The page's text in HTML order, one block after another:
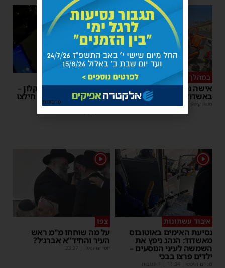
במהלך העבודה
אישה נפלה מסולם במחסן
באשדוד
משה קאהן
1
צפו
תינוק ננעל ברכב באשקלון –
המתנדבים האשדודים חילצו
אותו בשלום
1
איבוד עשתונות
נסיעת האימים באוטובוס
מאשדוד: הנהג ניפץ את
השמשה לעיני הנוסעים –
ילדים פרצו בבכי
מנחם דויטש 11:34
1
צפו
על מה שוחחו מ"מ ראש
העיר והחיד"א אברג׳ל?
יוסי יחזקאלי 23:37
פרסומת